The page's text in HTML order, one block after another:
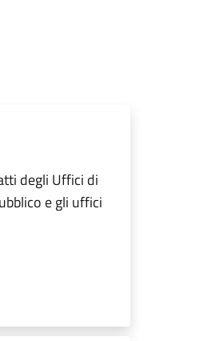
degli Uffici di
e gli uffici